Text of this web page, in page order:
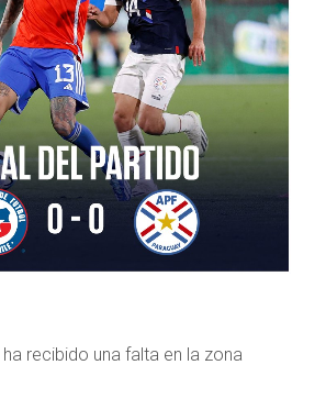
ha recibido una falta en la zona